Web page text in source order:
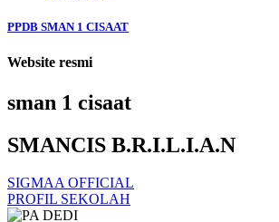
PPDB SMAN 1 CISAAT
Website resmi
sman 1 cisaat
SMANCIS B.R.I.L.I.A.N
SIGMAA OFFICIAL
PROFIL SEKOLAH